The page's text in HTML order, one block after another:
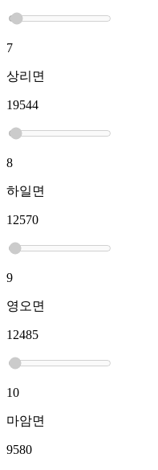
7
상리면
19544
8
하일면
12570
9
영오면
12485
10
마암면
9580